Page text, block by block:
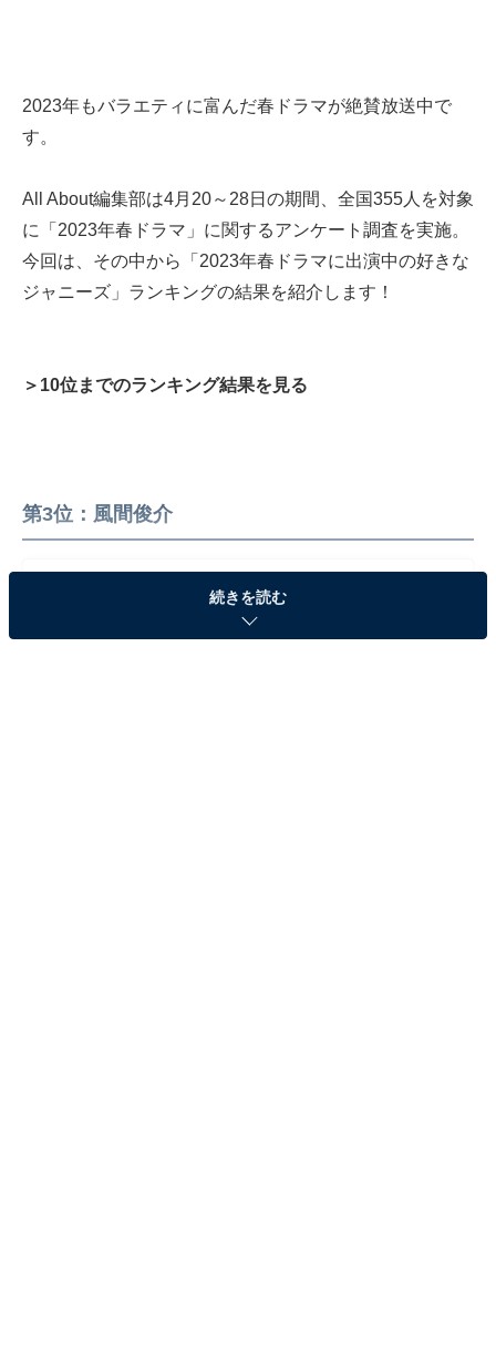
2023年もバラエティに富んだ春ドラマが絶賛放送中で
す。
All About編集部は4月20～28日の期間、全国355人を対象
に「2023年春ドラマ」に関するアンケート調査を実施。
今回は、その中から「2023年春ドラマに出演中の好きな
ジャニーズ」ランキングの結果を紹介します！
＞10位までのランキング結果を見る
第3位：風間俊介
続きを読む